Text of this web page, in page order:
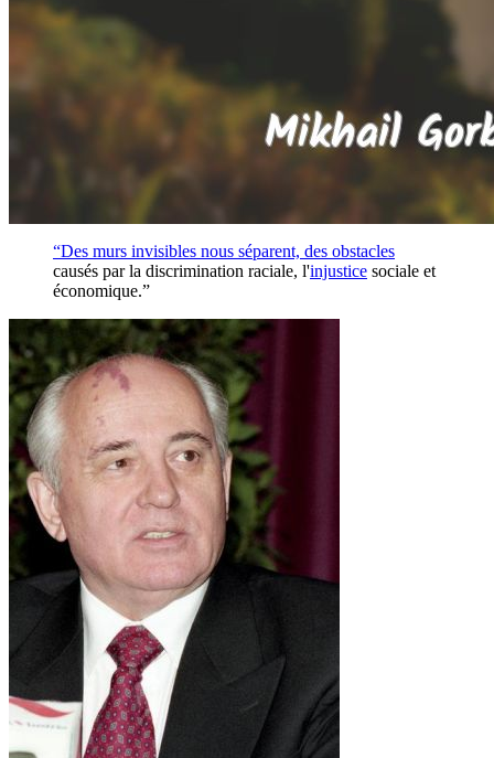
“Des murs invisibles nous séparent, des obstacles
causés par la discrimination raciale, l'injustice sociale et
économique.”